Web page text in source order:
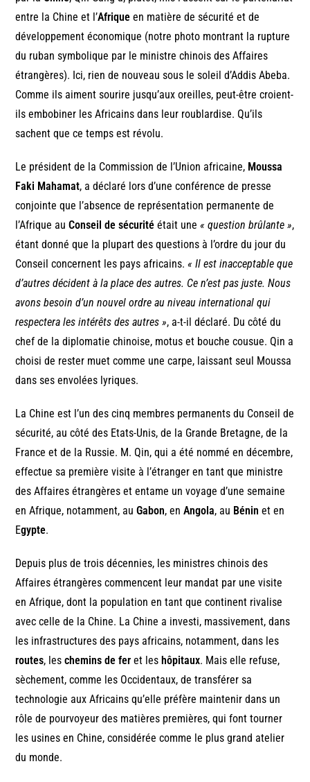
entre la Chine et l’Afrique en matière de sécurité et de
développement économique (notre photo montrant la rupture
du ruban symbolique par le ministre chinois des Affaires
étrangères). Ici, rien de nouveau sous le soleil d’Addis Abeba.
Comme ils aiment sourire jusqu’aux oreilles, peut-être croient-
ils embobiner les Africains dans leur roublardise. Qu’ils
sachent que ce temps est révolu.
Le président de la Commission de l’Union africaine, Moussa
Faki Mahamat, a déclaré lors d’une conférence de presse
conjointe que l’absence de représentation permanente de
l’Afrique auConseil de sécurité était une« question brûlante »,
étant donné que la plupart des questions à l’ordre du jour du
Conseil concernent les pays africains.« Il est inacceptable que
d’autres décident à la place des autres. Ce n’est pas juste. Nous
avons besoin d’un nouvel ordre au niveau international qui
respectera les intérêts des autres », a-t-il déclaré. Du côté du
chef de la diplomatie chinoise, motus et bouche cousue. Qin a
choisi de rester muet comme une carpe, laissant seul Moussa
dans ses envolées lyriques.
La Chine est l’un des cinq membres permanents du Conseil de
sécurité, au côté des Etats-Unis, de la Grande Bretagne, de la
France et de la Russie. M. Qin, qui a été nommé en décembre,
effectue sa première visite à l’étranger en tant que ministre
des Affaires étrangères et entame un voyage d’une semaine
en Afrique, notamment, auGabon, enAngola, au Bénin et en
Egypte.
Depuis plus de trois décennies, les ministres chinois des
Affaires étrangères commencent leur mandat par une visite
en Afrique, dont la population en tant que continent rivalise
avec celle de la Chine. La Chine a investi, massivement, dans
les infrastructures des pays africains, notamment, dans les
routes, leschemins de fer et leshôpitaux. Mais elle refuse,
sèchement, comme les Occidentaux, de transférer sa
technologie aux Africains qu’elle préfère maintenir dans un
rôle de pourvoyeur des matières premières, qui font tourner
les usines en Chine, considérée comme le plus grand atelier
du monde.